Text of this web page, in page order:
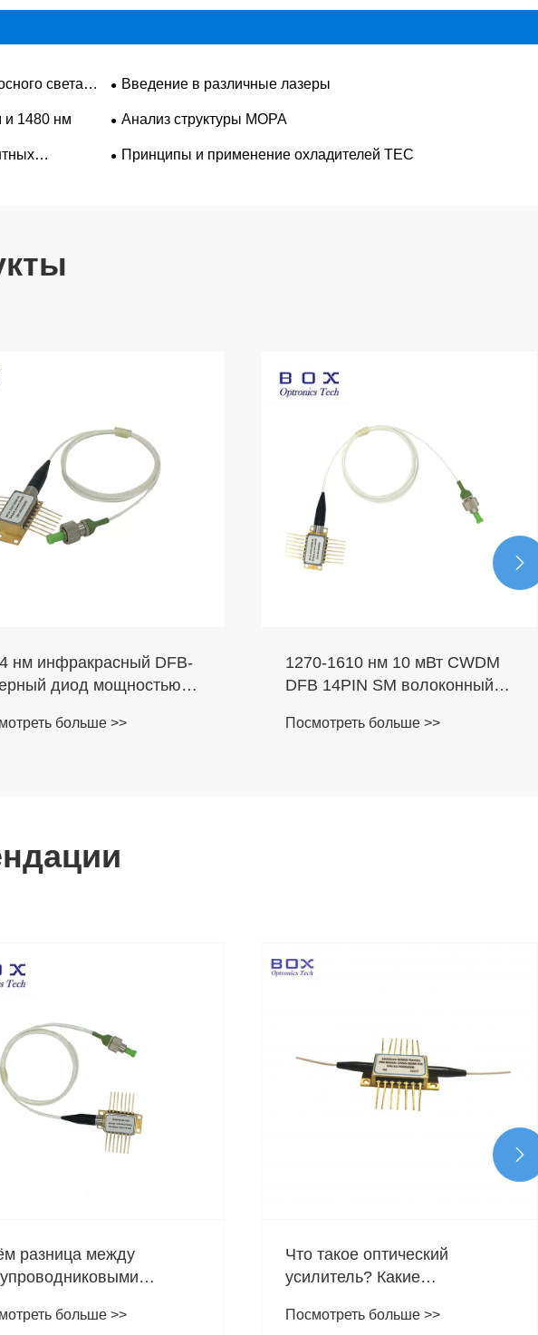
света
Введение в различные лазеры
и 1480 нм Анализ структуры MOPA
Принципы и применение охладителей TEC
1610 нм 10 мВт CWDM
14PIN SM волоконный
больше >>
1310 нм коаксиальный DFB
пигтейл лазерный диод
Посмотреть больше >>

оптический
Какие
больше >>
